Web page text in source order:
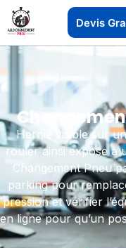
Devis
Hernie visible sur
rouler ainsi expose à
Changement Pneu
parking pour
pression et vérifier
en ligne pour qu’un